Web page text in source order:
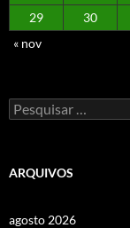
29
30
« nov
Pesquisar
por:
ARQUIVOS
agosto 2026